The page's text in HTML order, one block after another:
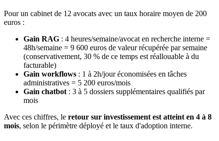
Pour un cabinet de 12 avocats avec un taux horaire moyen de 200
euros :
Gain RAG : 4 heures/semaine/avocat en recherche interne =
48h/semaine = 9 600 euros de valeur récupérée par semaine
(conservativement, 30 % de ce temps est réallouable à du
facturable)
Gain workflows : 1 à 2h/jour économisées en tâches
administratives = 5 200 euros/mois
Gain chatbot : 3 à 5 dossiers supplémentaires qualifiés par
mois
Avec ces chiffres, le retour sur investissement est atteint en 4 à 8
mois, selon le périmètre déployé et le taux d'adoption interne.